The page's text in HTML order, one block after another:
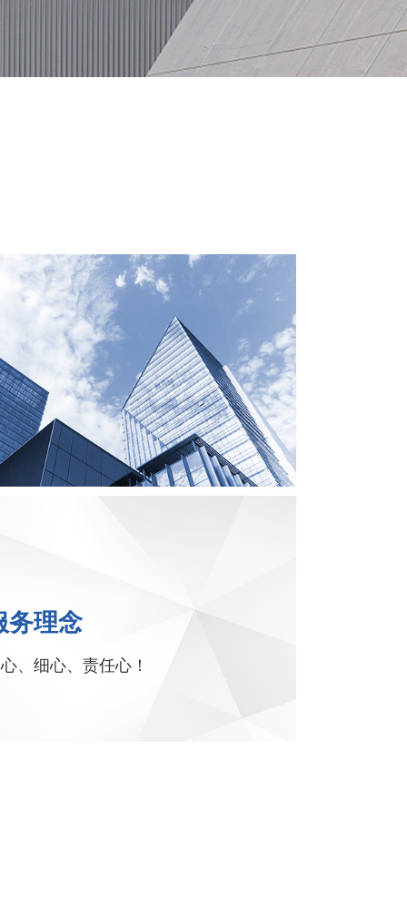
务理念
、细心、责任心！